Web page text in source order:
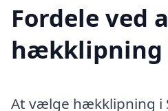
Fordele ved
At vælge hækklipning i